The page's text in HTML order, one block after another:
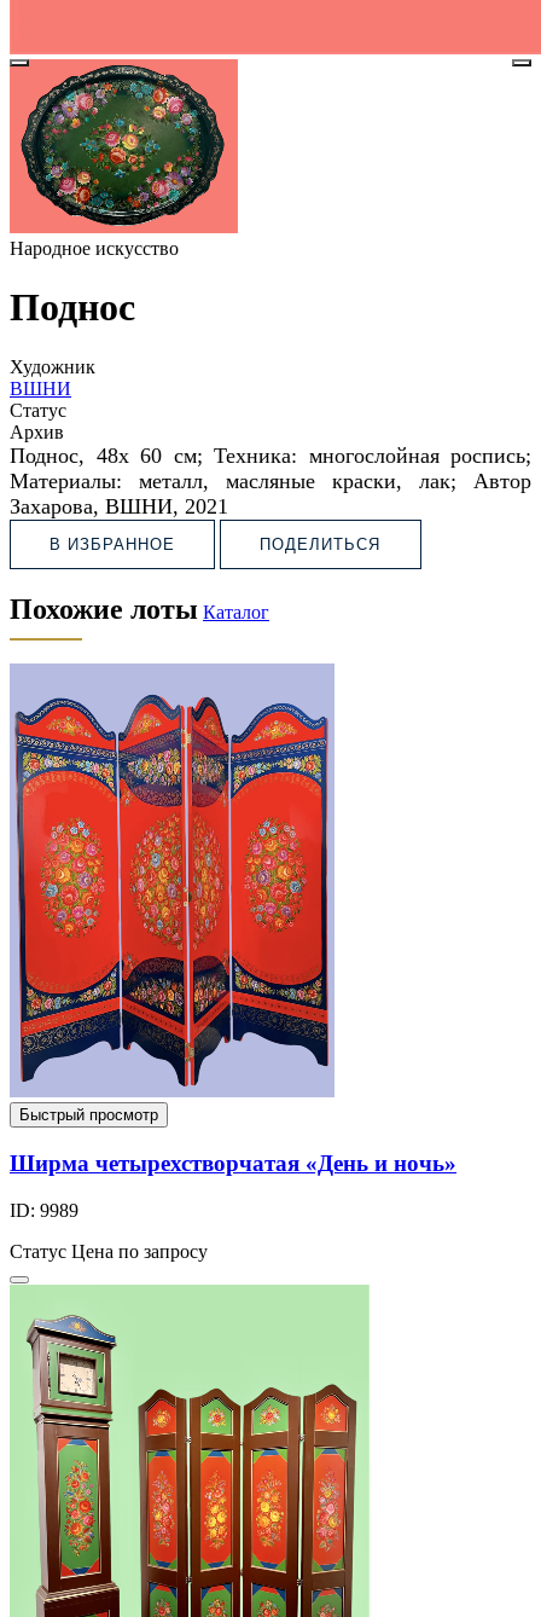
Народное искусство
Поднос
Художник
ВШНИ
Статус
Архив
Поднос, 48х 60 см; Техника: многослойная роспись;
Материалы: металл, масляные краски, лак; Автор
Захарова, ВШНИ, 2021
В ИЗБРАННОЕ ПОДЕЛИТЬСЯ
Похожие лоты Каталог
Быстрый просмотр
Ширма четырехстворчатая «День и ночь»
ID: 9989
Статус Цена по запросу